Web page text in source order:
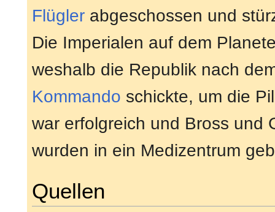
Flügler abgeschossen und
Die Imperialen auf dem
weshalb die Republik nach
Kommando schickte, um die
war erfolgreich und Bross und
wurden in ein Medizentrum
Quellen